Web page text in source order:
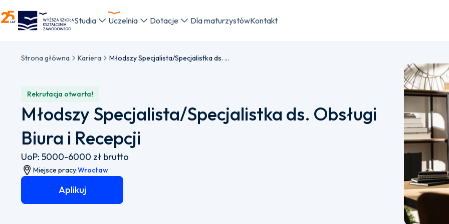
WSKZ - strona główna
Studia Uczelnia Dotacje Dla maturzystówKontakt
Strona główna Kariera Młodszy Specjalista/Specjalistka ds. Obsługi Biura i Recepcji
Rekrutacja otwarta!
Młodszy Specjalista/Specjalistka ds. Obsługi
Biura i Recepcji
UoP: 5000-6000 zł brutto​
Miejsce pracy:Wrocław
Aplikuj